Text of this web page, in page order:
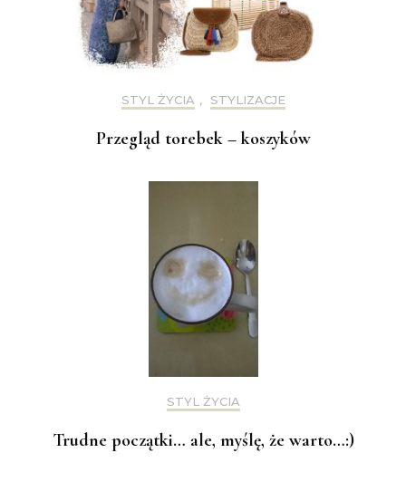
STYL ŻYCIA , STYLIZACJE
Przegląd torebek – koszyków
STYL ŻYCIA
Trudne początki… ale, myślę, że warto…:)